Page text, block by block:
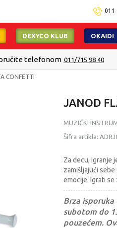
011
DEXYCO KLUB OKAIDI
telefonom 011/715 98 40
CONFETTI
JANOD
MUZIČKI
Šifra artikla:
Za decu, igranje
zamišljajući
emocije. Igrati
Brza isporuka
subotom do
pouzećem.